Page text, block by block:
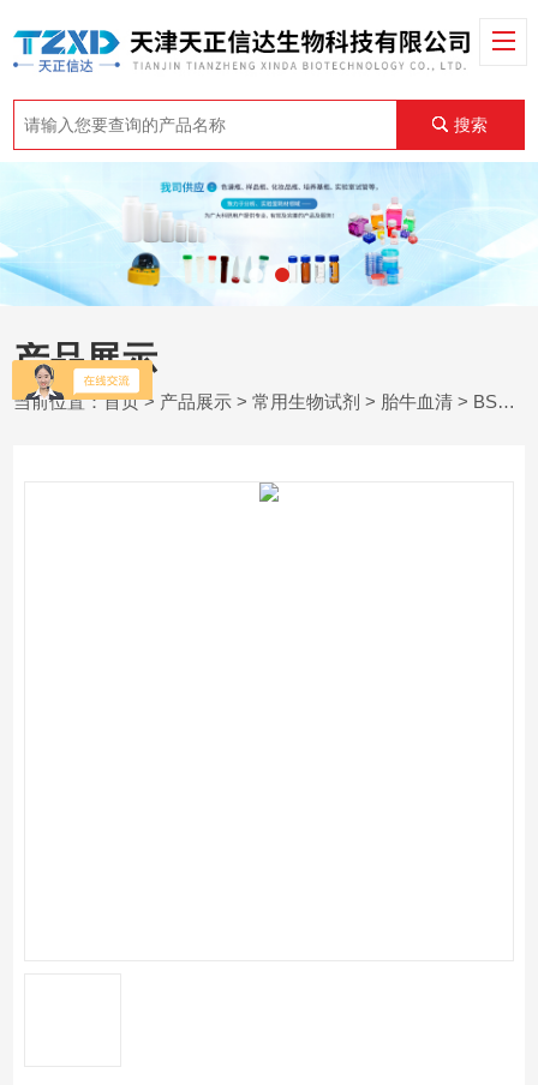
搜索
产品展示
当前位置：首页> 产品展示 >常用生物试剂 > 胎牛血清 > BS800820 BS800821BUNSEN优级胎牛血清 500ml